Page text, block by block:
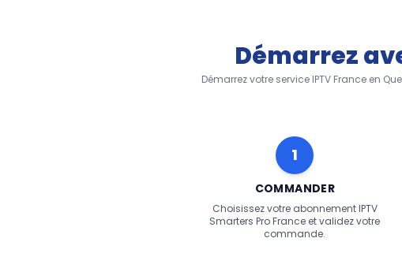
Démarrez
Démarrez votre service IPTV France en
1
COMMANDER
Choisissez votre abonnement IPTV
Smarters Pro France et validez votre
commande.